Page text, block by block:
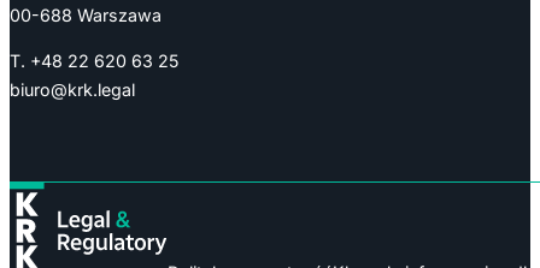
00-688 Warszawa
T. +48 22 620 63 25
biuro@krk.legal